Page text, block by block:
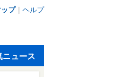
プ｜ ヘルプ
ニュース